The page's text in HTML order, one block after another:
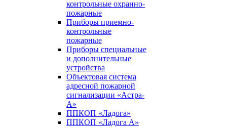
контрольные охранно-
пожарные
Приборы приемно-
контрольные
пожарные
Приборы специальные
и дополнительные
устройства
Объектовая система
адресной пожарной
сигнализации «Астра-
А»
ППКОП «Ладога»
ППКОП «Ладога А»